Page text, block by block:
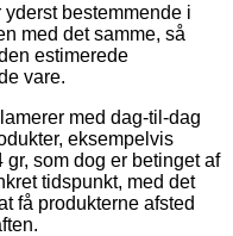
bestemmende i
med det samme, så
estimerede
vare.
med dag-til-dag
eksempelvis
som dog er betinget af
tidspunkt, med det
få produkterne afsted